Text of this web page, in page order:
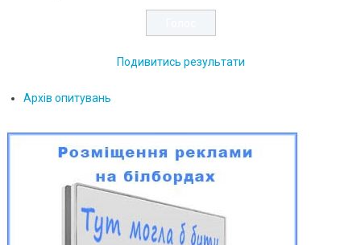
Подивитись результати
Архів опитувань